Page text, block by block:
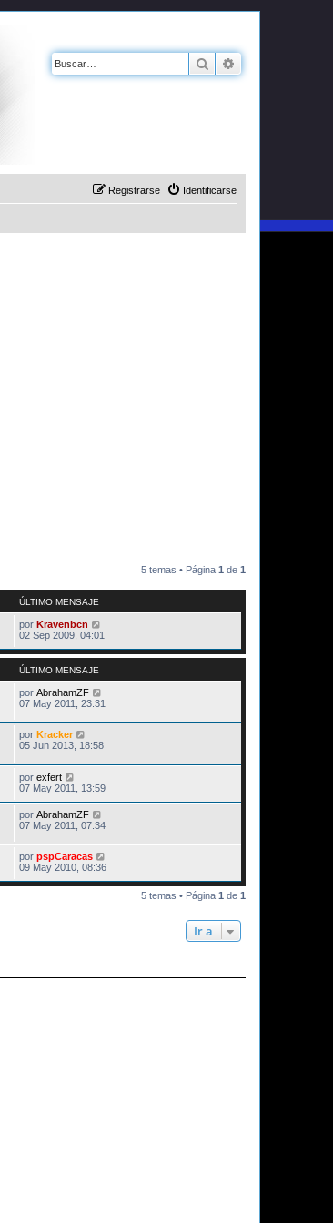
Buscar
Identificarse
Registrarse
5 temas • Página 1 de 1
ÚLTIMO MENSAJE
por Kravenbcn
02 Sep 2009, 04:01
ÚLTIMO MENSAJE
por AbrahamZF
07 May 2011, 23:31
por Kracker
05 Jun 2013, 18:58
por exfert
07 May 2011, 13:59
por AbrahamZF
07 May 2011, 07:34
por pspCaracas
09 May 2010, 08:36
5 temas • Página 1 de 1
Ir a